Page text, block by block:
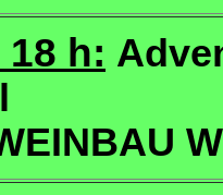
18 h: